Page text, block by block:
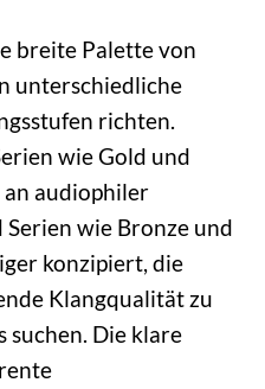
breite Palette von
unterschiedliche
richten.
wie Gold und
audiophiler
wie Bronze und
konzipiert, die
Klangqualität zu
suchen. Die klare